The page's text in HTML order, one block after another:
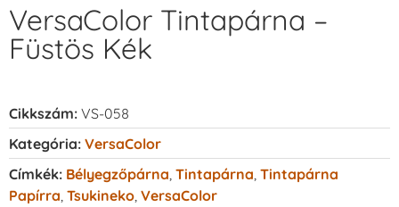
VersaColor Tintapárna –
Füstös Kék
Cikkszám: VS-058
Kategória: VersaColor
Címkék: Bélyegzőpárna Tintapárna Tintapárna
Papírra Tsukineko VersaColor